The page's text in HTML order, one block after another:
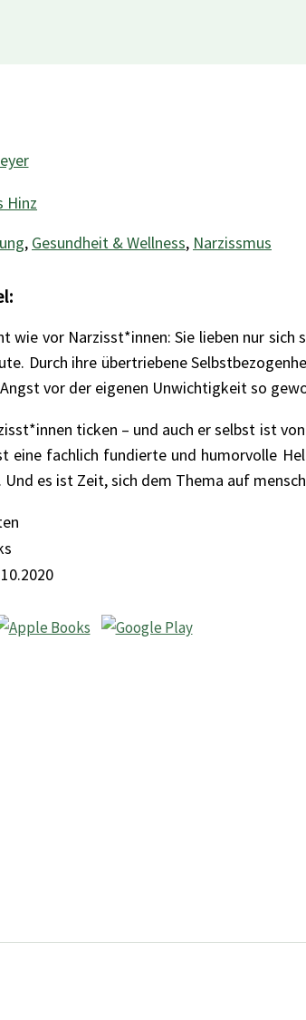
Hinz
, Gesundheit & Wellness, Narzissmus
vor Narzisst*innen: Sie lieben nur sich
Durch ihre übertriebene
vor der eigenen Unwichtigkeit so
ticken – und auch er selbst ist
fachlich fundierte und humorvolle
es ist Zeit, sich dem Thema auf